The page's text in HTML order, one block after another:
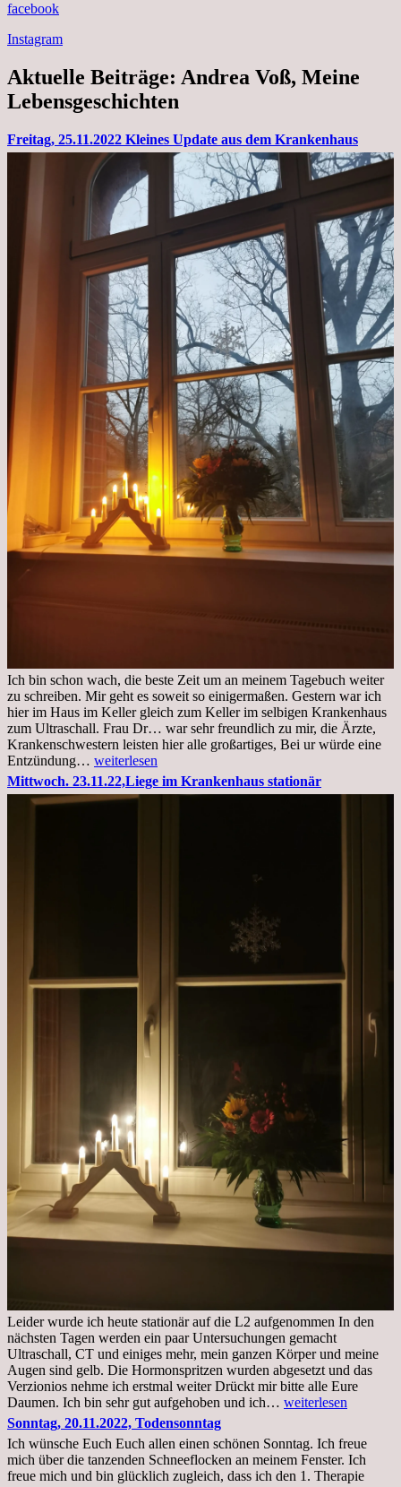
facebook
Instagram
Aktuelle Beiträge: Andrea Voß, Meine
Lebensgeschichten
Freitag, 25.11.2022 Kleines Update aus dem Krankenhaus
Ich bin schon wach, die beste Zeit um an meinem Tagebuch weiter
zu schreiben. Mir geht es soweit so einigermaßen. Gestern war ich
hier im Haus im Keller gleich zum Keller im selbigen Krankenhaus
zum Ultraschall. Frau Dr… war sehr freundlich zu mir, die Ärzte,
Krankenschwestern leisten hier alle großartiges, Bei ur würde eine
Entzündung… Freitag,
25.11.2022
Kleines
weiterlesen
Mittwoch. 23.11.22,Liege im Krankenhaus stationär
Leider wurde ich heute stationär auf die L2 aufgenommen In den
nächsten Tagen werden ein paar Untersuchungen gemacht
Ultraschall, CT und einiges mehr, mein ganzen Körper und meine
Augen sind gelb. Die Hormonspritzen wurden abgesetzt und das
Verzionios nehme ich erstmal weiter Drückt mir bitte alle Eure
Daumen. Ich bin sehr gut aufgehoben und ich… Mittwoch.
Krankenhaus
stationär
weiterlesen
Sonntag, 20.11.2022, Todensonntag
Ich wünsche Euch Euch allen einen schönen Sonntag. Ich freue
mich über die tanzenden Schneeflocken an meinem Fenster. Ich
freue mich und bin glücklich zugleich, dass ich den 1. Therapie